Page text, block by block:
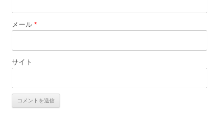
メール *
サイト